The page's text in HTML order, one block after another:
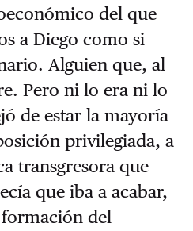
del que
a Diego como si
Alguien que, al
Pero ni lo era ni lo
de estar la mayoría
privilegiada, a
transgresora que
que iba a acabar,
del